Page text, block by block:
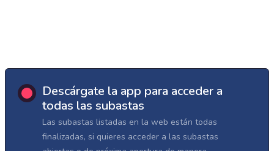
Descárgate la app para acceder a
todas las subastas
Las subastas listadas en la web están todas
finalizadas, si quieres acceder a las subastas